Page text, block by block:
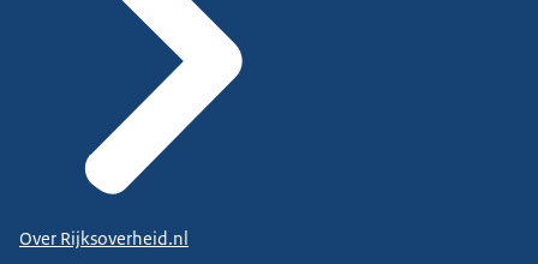
Over Rijksoverheid.nl